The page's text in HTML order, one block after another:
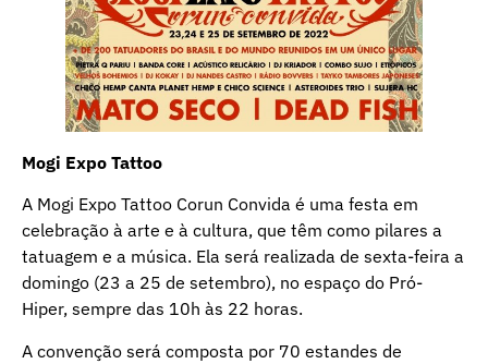
Mogi Expo Tattoo
A Mogi Expo Tattoo Corun Convida é uma festa em
celebração à arte e à cultura, que têm como pilares a
tatuagem e a música. Ela será realizada de sexta-feira a
domingo (23 a 25 de setembro), no espaço do Pró-
Hiper, sempre das 10h às 22 horas.
A convenção será composta por 70 estandes de